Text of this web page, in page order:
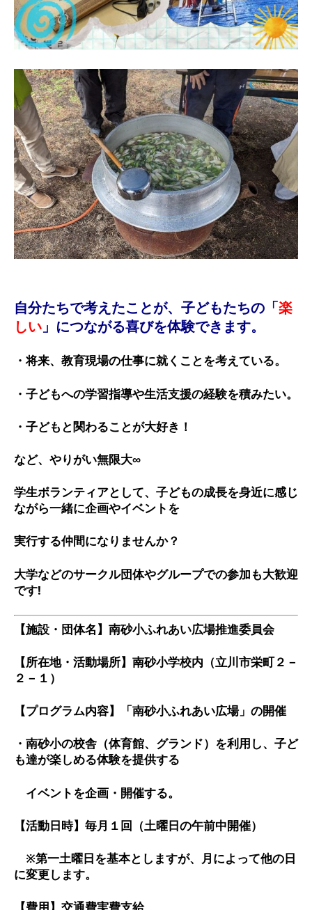
自分たちで考えたことが、子どもたちの「楽
しい 」につながる喜びを体験できます。
・将来、教育現場の仕事に就くことを考えている。
・子どもへの学習指導や生活支援の経験を積みたい。
・子どもと関わることが大好き！
など、やりがい無限大∞
学生ボランティアとして、子どもの成長を身近に感じ
ながら一緒に企画やイベントを
実行する仲間になりませんか？
大学などのサークル団体やグループでの参加も大歓迎
です!
【施設・団体名】 南砂小ふれあい広場推進委員会
【所在地・活動場所】 南砂小学校内（立川市栄町２－
２－１）
【プログラム内容】 「南砂小ふれあい広場」の開催
・南砂小の校舎（体育館、グランド）を利用し、子ど
も達が楽しめる体験を提供する
イベントを企画・開催する。
【活動日時】 毎月１回（土曜日の午前中開催）
※第一土曜日を基本としますが、月によって他の日
に変更します。